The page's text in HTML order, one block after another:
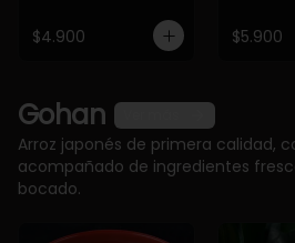
$4.900 $5.900
Gohan
Arroz japonés de primera calidad,
acompañado de ingredientes
bocado.